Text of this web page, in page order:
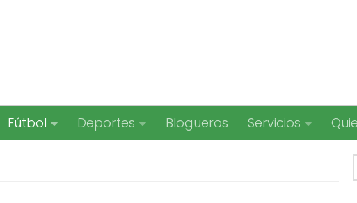
Fútbol Deportes Blogueros Servicios